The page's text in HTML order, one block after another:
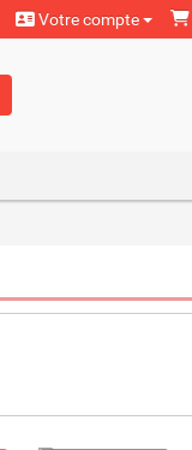
Votre compte